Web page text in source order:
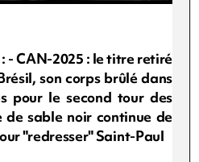
- CAN-2025 : le titre retiré
son corps brûlé dans
pour le second tour des
sable noir continue de
"redresser" Saint-Paul